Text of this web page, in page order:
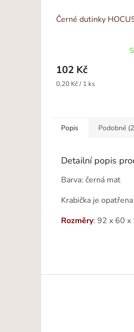
Černé dutinky
102 Kč
Měrná
0,20 Kč / 1 ks
Popis Podobné
Detailní popis
Barva: černá mat
Krabička je opatřena
Rozměry: 92 x 60 x